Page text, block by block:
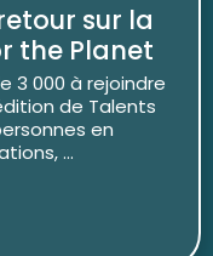
sur la
the Planet
3 000 à rejoindre
de Talents
en
...